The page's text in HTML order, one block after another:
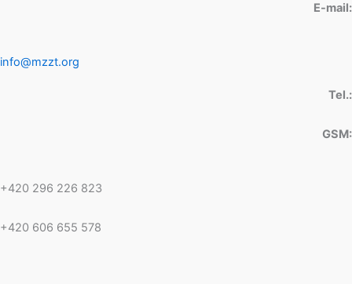
E-mail:
info@mzzt.org
Tel.:
GSM:
+420 296 226 823
+420 606 655 578